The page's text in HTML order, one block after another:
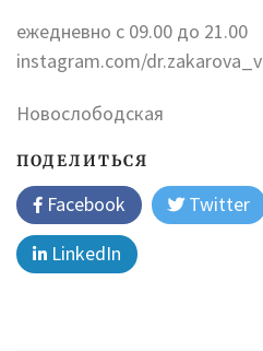
ежедневно с 09.00 до 21.00
instagram.com/dr.zakarova_v
Новослободская
ПОДЕЛИТЬСЯ
Facebook Twitter
LinkedIn